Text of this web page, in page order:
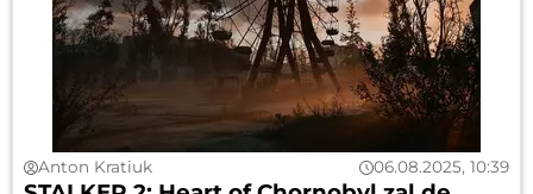
Anton Kratiuk 06.08.2025, 10:39